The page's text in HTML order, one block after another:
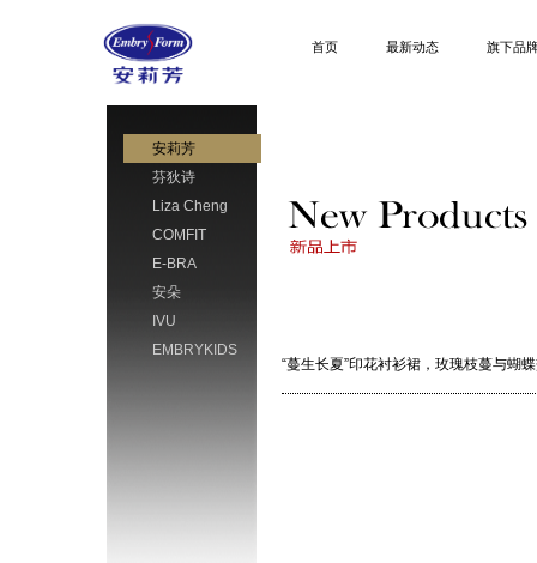
首页 最新动态 旗下品
安莉芳
芬狄诗
Liza Cheng
COMFIT
E-BRA
安朵
IVU
EMBRYKIDS
“蔓生长夏”印花衬衫裙，玫瑰枝蔓与蝴